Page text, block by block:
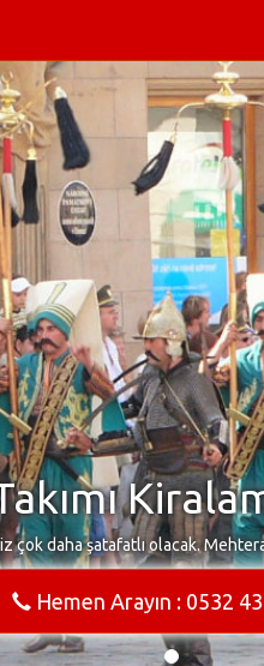
çok daha şatafatlı olacak.
Hemen Arayın : 0532